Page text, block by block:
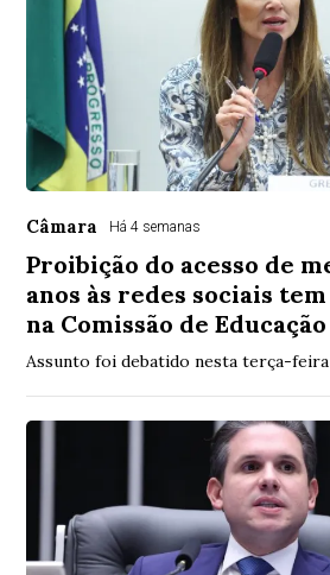
Câmara Há 4 semanas
Proibição do acesso de
anos às redes sociais
na Comissão de Educação
Assunto foi debatido nesta terça-feira